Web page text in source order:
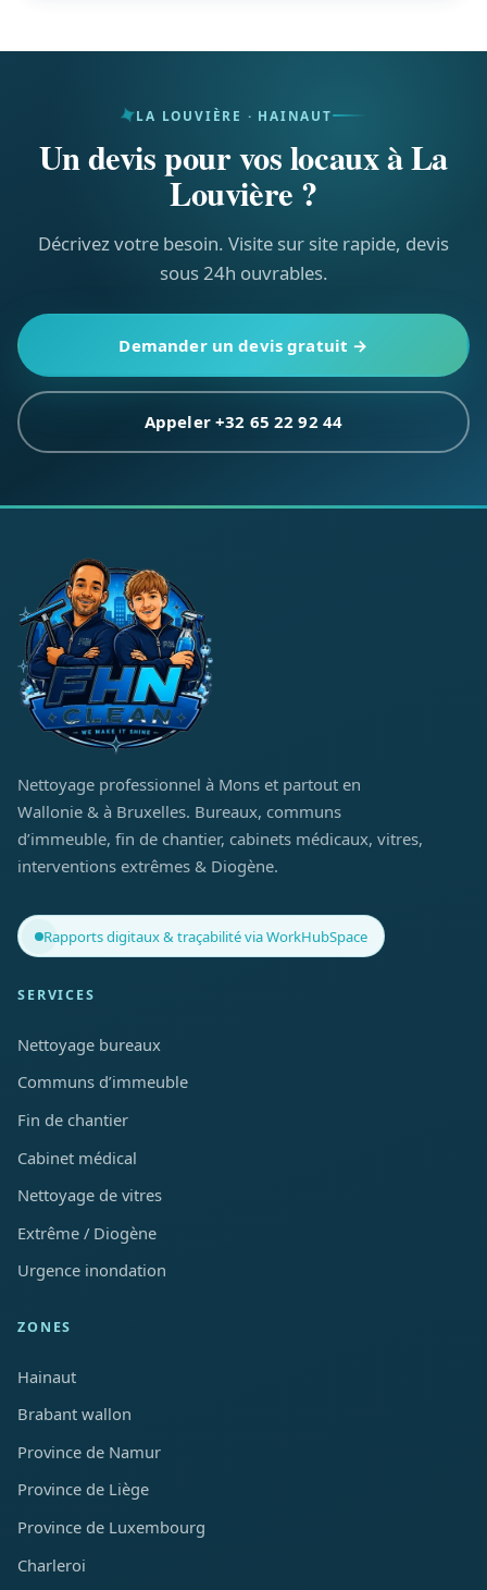
LA LOUVIÈRE · HAINAUT
Un devis pour vos locaux à La
Louvière ?
Décrivez votre besoin. Visite sur site rapide, devis
sous 24h ouvrables.
Demander un devis gratuit →
Appeler +32 65 22 92 44
Nettoyage professionnel à Mons et partout en
Wallonie & à Bruxelles. Bureaux, communs
d’immeuble, fin de chantier, cabinets médicaux, vitres,
interventions extrêmes & Diogène.
Rapports digitaux & traçabilité via WorkHubSpace
SERVICES
Nettoyage bureaux
Communs d’immeuble
Fin de chantier
Cabinet médical
Nettoyage de vitres
Extrême / Diogène
Urgence inondation
ZONES
Hainaut
Brabant wallon
Province de Namur
Province de Liège
Province de Luxembourg
Charleroi